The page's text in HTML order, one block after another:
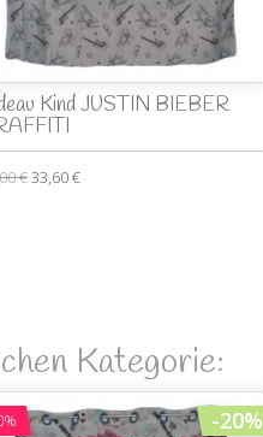
Kind JUSTIN BIEBER
€33,60 €
Kategorie:
-20%